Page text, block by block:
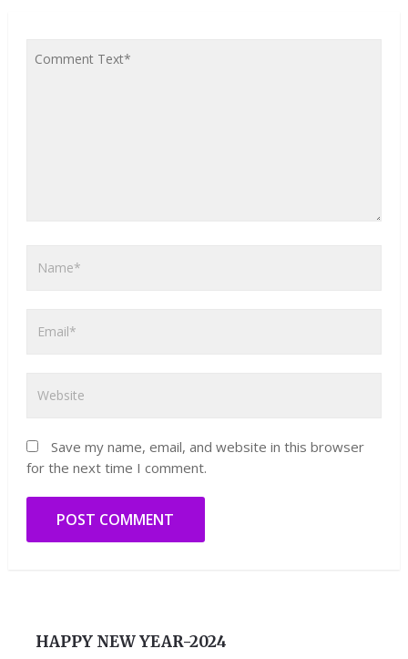
Save my name, email, and website in this browser
for the next time I comment.
HAPPY NEW YEAR-2024